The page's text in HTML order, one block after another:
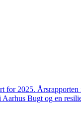
2025.
Bugt og en